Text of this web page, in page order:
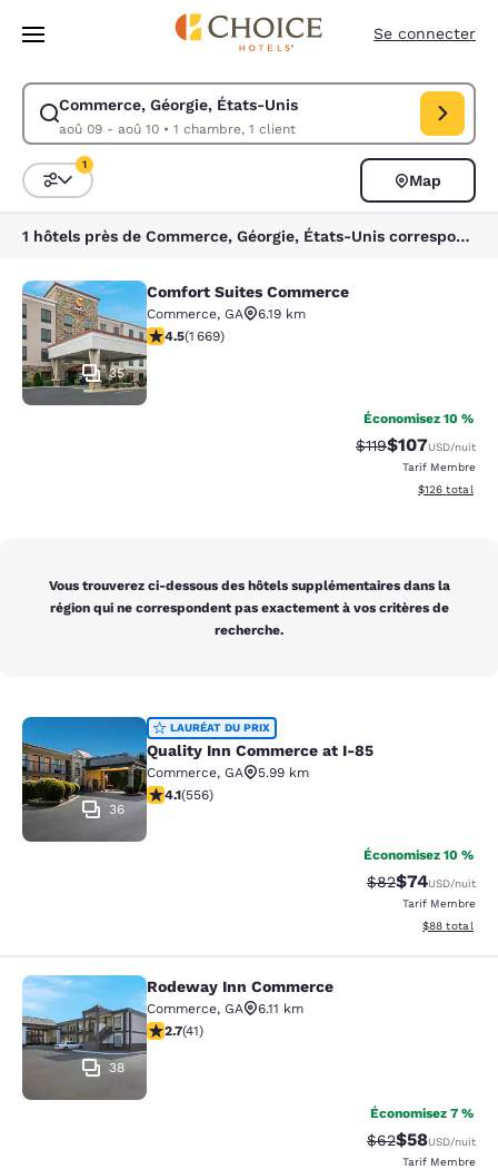
Sauter à Contenu Principal
Se connecter
Commerce, Géorgie, États-Unis
aoû 09 - aoû 10• 1 chambre, 1 client
Modifier la recherche pour Commerce, Géorgie, États-Unis. Date
Triez et filtrez
1
Map
1 hôtels près de Commerce, Géorgie, États-Unis correspondent à vos filtres
Comfort Suites Commerce
35
Comfort Suites Commerce
Commerce, GA
6.19 km
4.55 étoiles. Excellent. 1669 commentaires
4.5(1 669)
Économisez 10 %
Tarif barré :
$119Tarif réduit :
$107USD/nuit
Tarif Membre
Afficher les
$126 total
Vous trouverez ci-dessous des hôtels supplémentaires dans la
région qui ne correspondent pas exactement à vos critères de
recherche.
Quality Inn Commerce at I-85
36
LAURÉAT DU PRIX
Quality Inn Commerce at I-85
Commerce, GA
5.99 km
4.07 étoiles. Très Bien. 556 commentaires
4.1(556)
Économisez 10 %
Tarif barré :
$82Tarif réduit :
$74USD/nuit
Tarif Membre
Afficher les
$88 total
Rodeway Inn Commerce
38
Rodeway Inn Commerce
Commerce, GA
6.11 km
2.71 étoiles. Moyen. 41 commentaires
2.7(41)
Économisez 7 %
Tarif barré :
$62Tarif réduit :
$58USD/nuit
Tarif Membre